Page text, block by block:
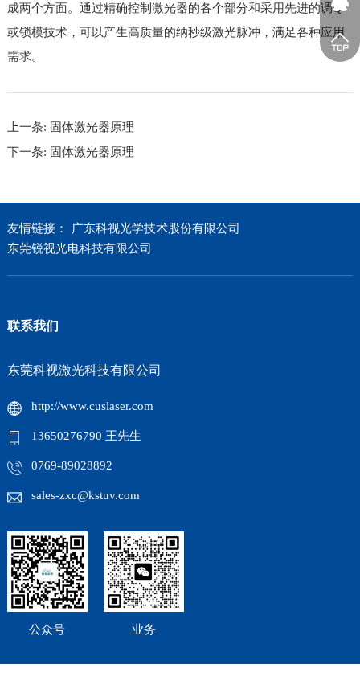
成两个方面。通过精确控制激光器的各个部分和采用先进的调Q
或锁模技术，可以产生高质量的纳秒级激光脉冲，满足各种应用
需求。
上一条: 固体激光器原理
下一条: 固体激光器原理
友情链接：
广东科视光学技术股份有限公司
东莞锐视光电科技有限公司
联系我们
东莞科视激光科技有限公司
http://www.cuslaser.com
13650276790 王先生
0769-89028892
sales-zxc@kstuv.com
公众号 业务